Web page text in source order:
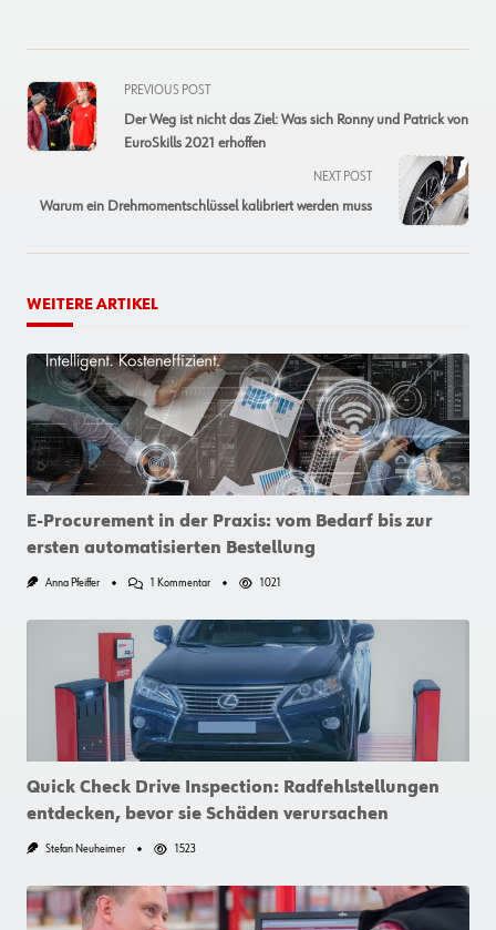
<span
class="nav-
subtitle
PREVIOUS POST
Der Weg ist nicht das Ziel: Was sich Ronny und Patrick von
EuroSkills 2021 erhoffen
NEXT POST
Warum ein Drehmomentschlüssel kalibriert werden muss
WEITERE ARTIKEL
E-Procurement in der Praxis: vom Bedarf bis zur
ersten automatisierten Bestellung
Anna Pfeiffer 1 KommentarZu
In
Der
Vom
Bedarf
Bis
Zur
Ersten
Automatisierten
Bestellung
1021
Quick Check Drive Inspection: Radfehlstellungen
entdecken, bevor sie Schäden verursachen
Stefan Neuheimer 1523